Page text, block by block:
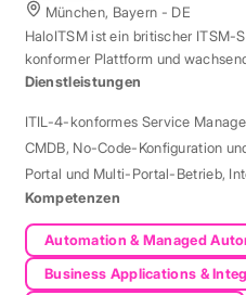
München, Bayern - DE
HaloITSM ist ein britischer ITSM-
konformer Plattform und
Markt.
Dienstleistungen
ITIL-4-konformes Service
CMDB, No-Code-Konfiguration
Portal und Multi-Portal-Betrieb,
Kompetenzen
Automation & Managed
Business Applications &